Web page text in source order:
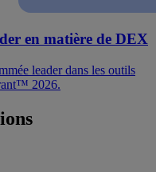
en matière de DEX
leader dans les outils
2026.